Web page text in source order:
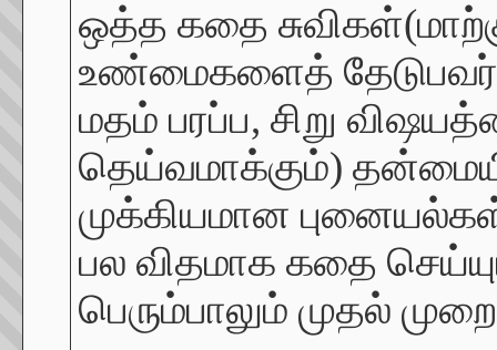
ஒத்த கதை
உண்மைகளைத்
மதம் பரப்ப, சிறு
தெய்வமாக்கும்)
முக்கியமான
பல விதமாக கதை
பெரும்பாலும் முதல்